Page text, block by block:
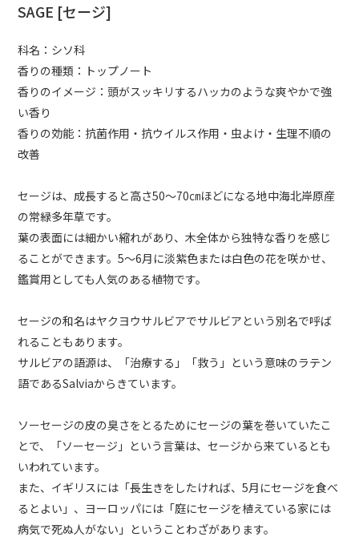
SAGE [セージ]
科名：シソ科
香りの種類：トップノート
香りのイメージ：頭がスッキリするハッカのような爽やかで強
い香り
香りの効能：抗菌作用・抗ウイルス作用・虫よけ・生理不順の
改善
セージは、成長すると高さ50～70㎝ほどになる地中海北岸原産
の常緑多年草です。
葉の表面には細かい縮れがあり、木全体から独特な香りを感じ
ることができます。5～6月に淡紫色または白色の花を咲かせ、
鑑賞用としても人気のある植物です。
セージの和名はヤクヨウサルビアでサルビアという別名で呼ば
れることもあります。
サルビアの語源は、「治療する」「救う」という意味のラテン
語であるSalviaからきています。
ソーセージの皮の臭さをとるためにセージの葉を巻いていたこ
とで、「ソーセージ」という言葉は、セージから来ているとも
いわれています。
また、イギリスには「長生きをしたければ、5月にセージを食べ
るとよい」、ヨーロッパには「庭にセージを植えている家には
病気で死ぬ人がない」ということわざがあります。